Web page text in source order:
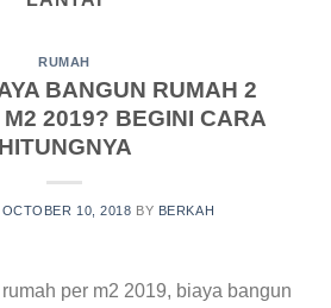
RUMAH
BANGUN RUMAH 2
2019? BEGINI CARA
HITUNGNYA
OCTOBER 10, 2018 BY BERKAH
per m2 2019, biaya bangun